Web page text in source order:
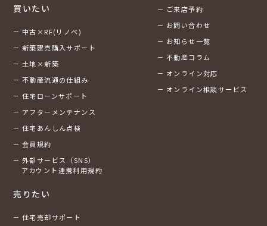
買いたい
中古×RF(リノベ)
新築建売購入サポート
土地×新築
不動産流通の仕組み
住宅ローンサポート
アフターメンテナンス
住宅あんしん点検
会員規約
外部サービス（SNS）
アカウント連携利用規約
売りたい
住宅売却サポート
ご来店予約
お問い合わせ
お知らせ一覧
不動産コラム
オンライン対応
オンライン相談サービス